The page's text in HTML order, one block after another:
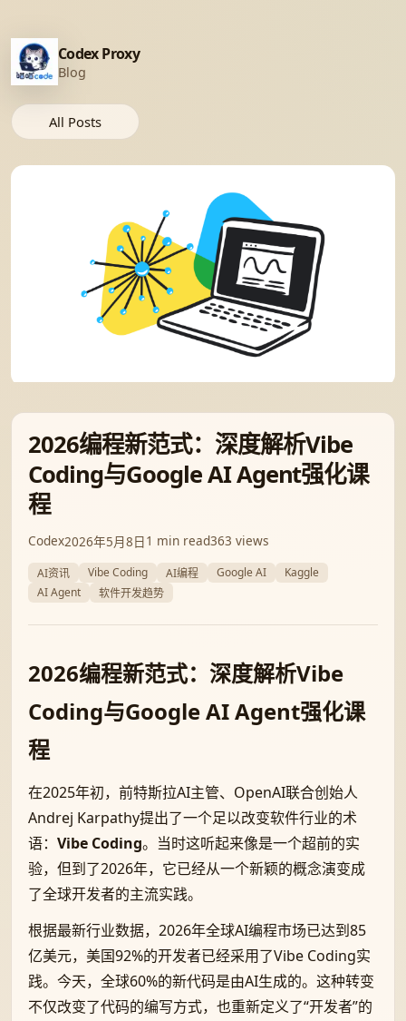
Codex Proxy
Blog
All Posts
2026编程新范式：深度解析Vibe
Coding与Google AI Agent强化课
程
Codex2026年5月8日1 min read363 views
AI资讯 Vibe Coding AI编程 Google AI
Kaggle
AI Agent
软件开发趋势
2026编程新范式：深度解析Vibe
Coding与Google AI Agent强化课
程
在2025年初，前特斯拉AI主管、OpenAI联合创始人
Andrej Karpathy提出了一个足以改变软件行业的术
语： Vibe Coding。当时这听起来像是一个超前的实
验，但到了2026年，它已经从一个新颖的概念演变成
了全球开发者的主流实践。
根据最新行业数据，2026年全球AI编程市场已达到85
亿美元，美国92%的开发者已经采用了Vibe Coding实
践。今天，全球60%的新代码是由AI生成的。这种转变
不仅改变了代码的编写方式，也重新定义了“开发者”的